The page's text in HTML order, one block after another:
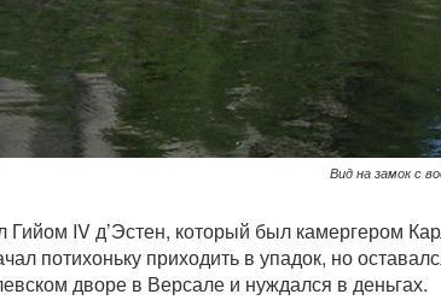
Вид на замок с
IV д’Эстен, который был камергером
потихоньку приходить в упадок, но
дворе в Версале и нуждался в деньгах.